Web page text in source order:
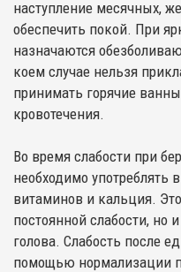
наступление месячных,
обеспечить покой. При
назначаются
коем случае нельзя
принимать горячие
кровотечения.
Во время слабости при
необходимо
витаминов и кальция.
постоянной слабости, но
голова. Слабость после
помощью нормализации